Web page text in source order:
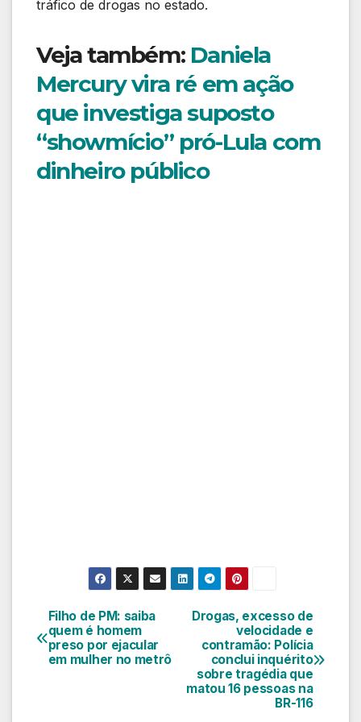
tráfico de drogas no estado.
Veja também: Daniela
Mercury vira ré em ação
que investiga suposto
“showmício” pró-Lula com
dinheiro público
Navegação
de
Drogas, excesso de
velocidade e
contramão: Polícia
conclui inquérito
sobre tragédia que
matou 16 pessoas na
BR-116
Filho de PM: saiba
quem é homem
preso por ejacular
em mulher no metrô